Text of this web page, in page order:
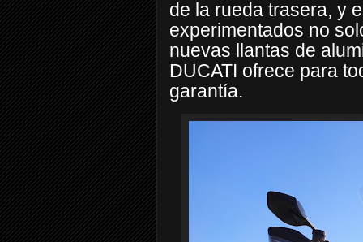
de la rueda trasera, y
experimentados no
nuevas llantas de
DUCATI ofrece para
garantía.